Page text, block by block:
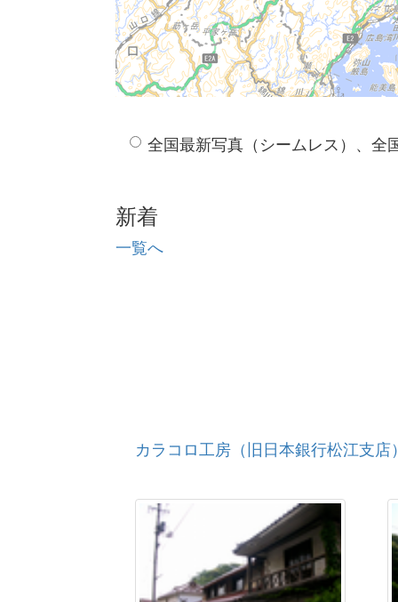
全国最新写真（シームレス）、全
新着
一覧へ
カラコロ工房（旧日本銀行松江支店